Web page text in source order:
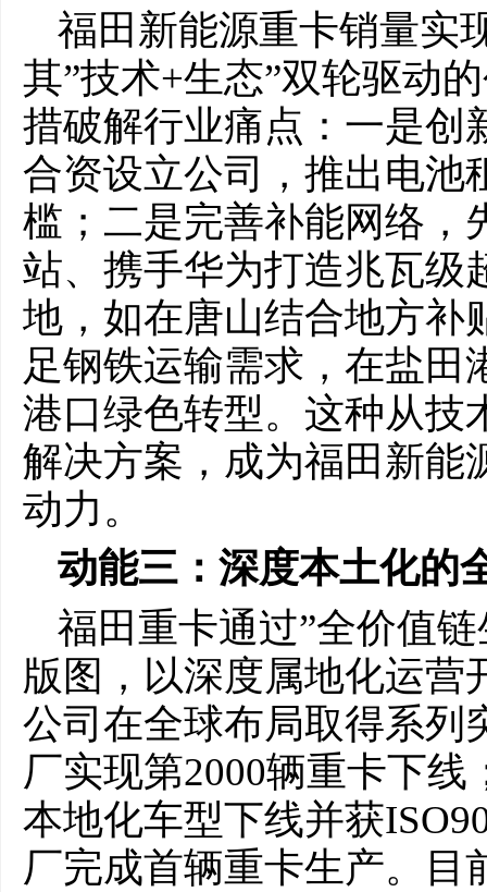
福田新能源重卡销量实
其”技术+生态”双轮驱动
措破解行业痛点：一是创
合资设立公司，推出电池
槛；二是完善补能网络，
站、携手华为打造兆瓦级
地，如在唐山结合地方补
足钢铁运输需求，在盐田
港口绿色转型。这种从技
解决方案，成为福田新能
动力。
动能三： 深度本土化的
福田重卡通过”全价值
版图，以深度属地化运营
公司在全球布局取得系列
厂实现第2000辆重卡下
本地化车型下线并获
厂完成首辆重卡生产。目